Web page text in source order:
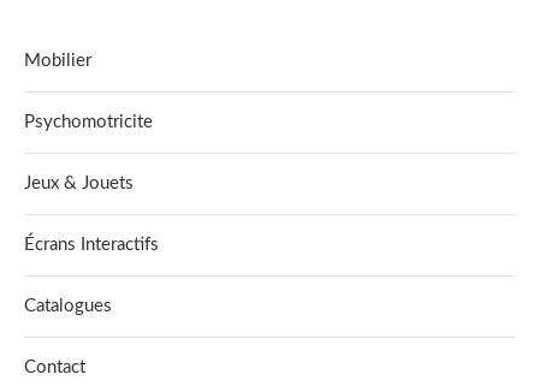
Mobilier
Psychomotricite
Jeux & Jouets
Écrans Interactifs
Catalogues
Contact